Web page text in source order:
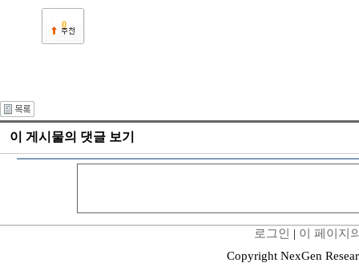
0
이 게시물의 댓글 보기
로그인 | 이 페이지
Copyright NexGen